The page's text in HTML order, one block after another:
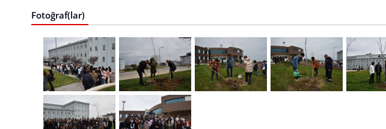
Fotoğraf(lar)